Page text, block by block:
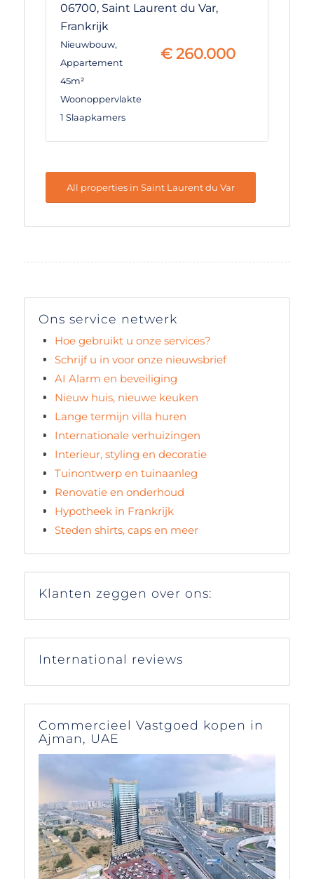
06700, Saint Laurent du Var,
Frankrijk
Nieuwbouw,
Appartement
45m²
Woonoppervlakte
1 Slaapkamers
€ 260.000
All properties in Saint Laurent du Var
Ons service netwerk
Hoe gebruikt u onze services?
Schrijf u in voor onze nieuwsbrief
AI Alarm en beveiliging
Nieuw huis, nieuwe keuken
Lange termijn villa huren
Internationale verhuizingen
Interieur, styling en decoratie
Tuinontwerp en tuinaanleg
Renovatie en onderhoud
Hypotheek in Frankrijk
Steden shirts, caps en meer
Klanten zeggen over ons:
International reviews
Commercieel Vastgoed kopen in
Ajman, UAE